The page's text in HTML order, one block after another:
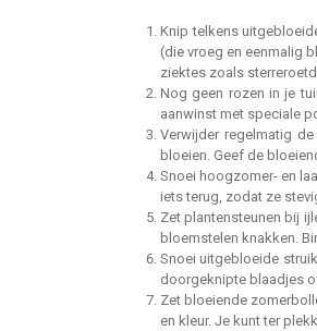
Knip telkens
(die vroeg en eenmalig
ziektes zoals
Nog geen rozen in je
aanwinst met speciale
Verwijder regelmatig
bloeien. Geef de
Snoei hoogzomer- en
iets terug, zodat ze
Zet plantensteunen bij
bloemstelen knakken.
Snoei uitgebloeide
doorgeknipte blaadjes
Zet bloeiende
en kleur. Je kunt ter